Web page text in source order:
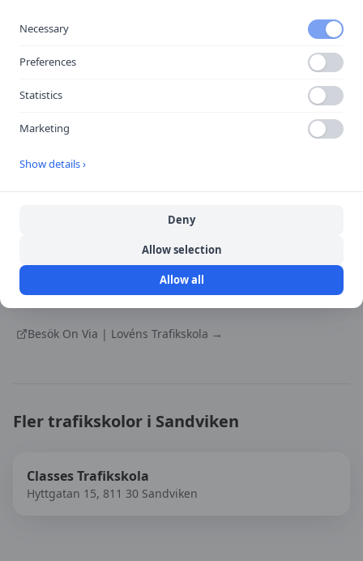
Öppna i Google Maps
Källa:portal
2026-08-09
Besök On Via | Lovéns Trafikskola →
Fler trafikskolor i Sandviken
Classes Trafikskola
Hyttgatan 15, 811 30 Sandviken
Necessary
Preferences
Statistics
Marketing
Show details ›
Deny
Allow selection
Allow all